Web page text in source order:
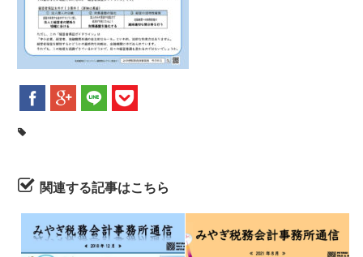
関連する記事はこちら